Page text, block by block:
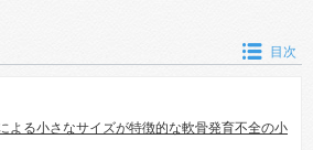
目次
よる小さなサイズが特徴的な軟骨発育不全の小